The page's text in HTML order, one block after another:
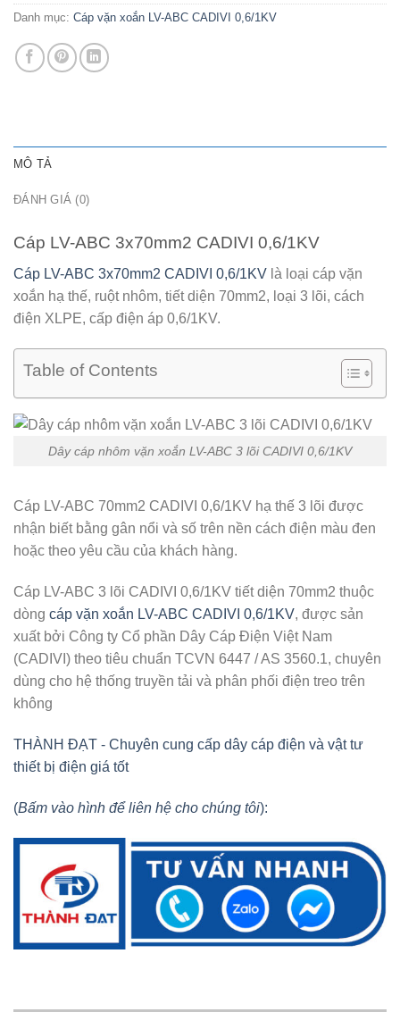
Danh mục: Cáp vặn xoắn LV-ABC CADIVI 0,6/1KV
MÔ TẢ
ĐÁNH GIÁ (0)
Cáp LV-ABC 3x70mm2 CADIVI 0,6/1KV
Cáp LV-ABC 3x70mm2 CADIVI 0,6/1KV là loại cáp vặn
xoắn hạ thế, ruột nhôm, tiết diện 70mm2, loại 3 lõi, cách
điện XLPE, cấp điện áp 0,6/1KV.
Table of Contents
Dây cáp nhôm vặn xoắn LV-ABC 3 lõi CADIVI 0,6/1KV
Cáp LV-ABC 70mm2 CADIVI 0,6/1KV hạ thế 3 lõi được
nhận biết bằng gân nổi và số trên nền cách điện màu đen
hoặc theo yêu cầu của khách hàng.
Cáp LV-ABC 3 lõi CADIVI 0,6/1KV tiết diện 70mm2 thuộc
dòng cáp vặn xoắn LV-ABC CADIVI 0,6/1KV, được sản
xuất bởi Công ty Cổ phần Dây Cáp Điện Việt Nam
(CADIVI) theo tiêu chuẩn TCVN 6447 / AS 3560.1, chuyên
dùng cho hệ thống truyền tải và phân phối điện treo trên
không
THÀNH ĐẠT - Chuyên cung cấp dây cáp điện và vật tư
thiết bị điện giá tốt
(Bấm vào hình để liên hệ cho chúng tôi):